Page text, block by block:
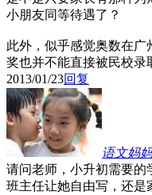
小朋友同等待遇了？
此外，似乎感觉奥数在
奖也并不能直接被民校录
2013/01/23回复
语文妈妈
请问老师，小升初需要的
班主任让她自由写，还是